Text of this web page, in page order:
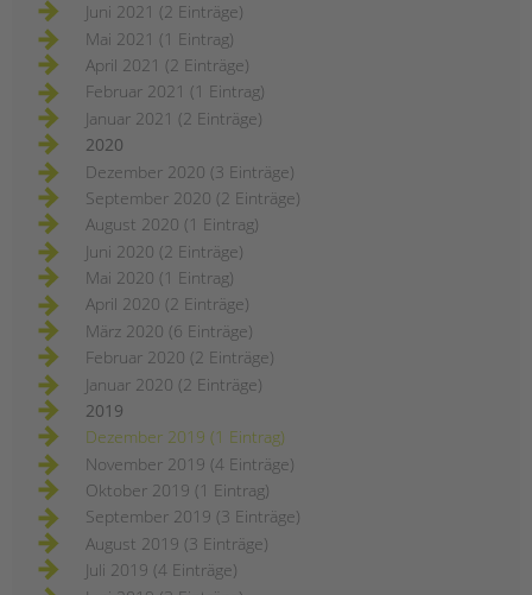
Juni 2021 (2 Einträge)
Mai 2021 (1 Eintrag)
April 2021 (2 Einträge)
Februar 2021 (1 Eintrag)
Januar 2021 (2 Einträge)
2020
Dezember 2020 (3 Einträge)
September 2020 (2 Einträge)
August 2020 (1 Eintrag)
Juni 2020 (2 Einträge)
Mai 2020 (1 Eintrag)
April 2020 (2 Einträge)
März 2020 (6 Einträge)
Februar 2020 (2 Einträge)
Januar 2020 (2 Einträge)
2019
Dezember 2019 (1 Eintrag)
November 2019 (4 Einträge)
Oktober 2019 (1 Eintrag)
September 2019 (3 Einträge)
August 2019 (3 Einträge)
Juli 2019 (4 Einträge)